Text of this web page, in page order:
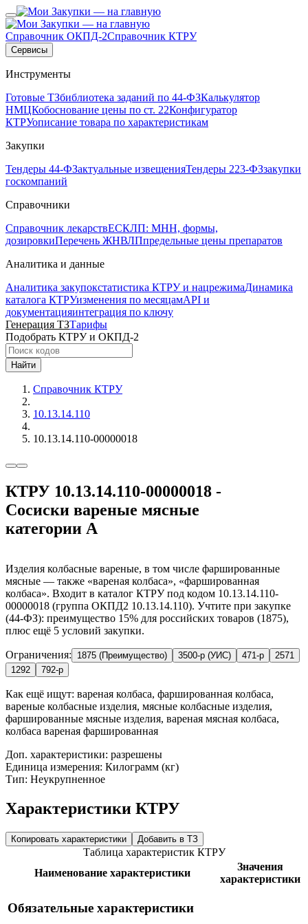
Справочник ОКПД-2Справочник КТРУ
Сервисы
Инструменты
Готовые ТЗбиблиотека заданий по 44-ФЗКалькулятор
НМЦКобоснование цены по ст. 22Конфигуратор
КТРУописание товара по характеристикам
Закупки
Тендеры 44-ФЗактуальные извещенияТендеры 223-ФЗзакупки
госкомпаний
Справочники
Справочник лекарствЕСКЛП: МНН, формы,
дозировкиПеречень ЖНВЛПпредельные цены препаратов
Аналитика и данные
Аналитика закупокстатистика КТРУ и нацрежимаДинамика
каталога КТРУизменения по месяцамAPI и
документацияинтеграция по ключу
Генерация ТЗТарифы
Подобрать КТРУ и ОКПД-2
Найти
Справочник КТРУ
10.13.14.110
10.13.14.110-00000018
КТРУ 10.13.14.110-00000018 -
Сосиски вареные мясные
категории А
Изделия колбасные вареные, в том числе фаршированные
мясные — также «вареная колбаса», «фаршированная
колбаса». Входит в каталог КТРУ под кодом 10.13.14.110-
00000018 (группа ОКПД2 10.13.14.110). Учтите при закупке
(44-ФЗ): преимущество 15% для российских товаров (1875),
плюс ещё 5 условий закупки.
Ограничения: 1875 (Преимущество) 3500-р (УИС) 471-р
2571
1292
792-р
Как ещё ищут: вареная колбаса, фаршированная колбаса,
вареные колбасные изделия, мясные колбасные изделия,
фаршированные мясные изделия, вареная мясная колбаса,
колбаса вареная фаршированная
Доп. характеристики: разрешены
Единица измерения: Килограмм (кг)
Тип: Неукрупненное
Характеристики КТРУ
Копировать характеристики Добавить в ТЗ
Таблица характеристик КТРУ
Наименование характеристики
Значения
характеристики
Обязательные характеристики